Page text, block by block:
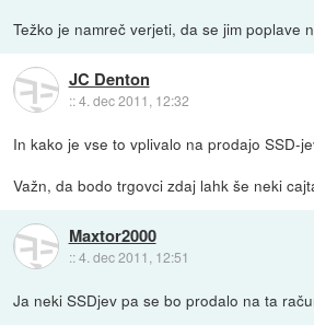
Težko je namreč verjeti, da se jim poplave
JC Denton
::4. dec 2011, 12:32
In kako je vse to vplivalo na prodajo SSD-
Važn, da bodo trgovci zdaj lahk še neki
Maxtor2000
::4. dec 2011, 12:51
Ja neki SSDjev pa se bo prodalo na ta